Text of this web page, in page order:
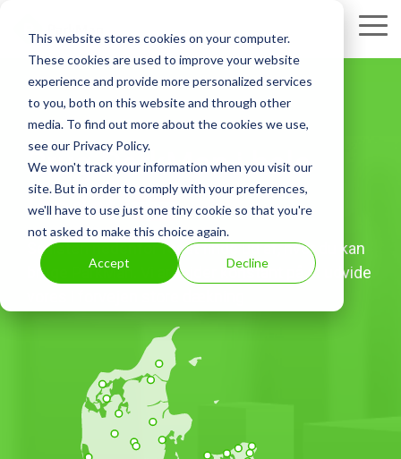
This website stores cookies on your computer.
These cookies are used to improve your website
experience and provide more personalized services
to you, both on this website and through other
media. To find out more about the cookies we use,
see our Privacy Policy.
We won't track your information when you visit our
site. But in order to comply with your preferences,
we'll have to use just one tiny cookie so that you're
not asked to make this choice again.
Accept Decline
content.
Brug ParkMan i hele
landet
Se listen nedenfor for at finde ud af, hvor du kan
bruge ParkMan. Vi arbejder konstant på at udvide